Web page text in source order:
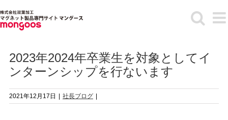
to
content
2023年2024年卒業生を対象としてイ
ンターンシップを行ないます
2021年12月17日 社長ブログ